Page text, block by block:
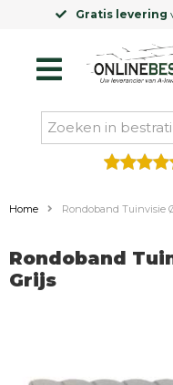
Home Rondoband Tuinvisie
Rondoband
Grijs